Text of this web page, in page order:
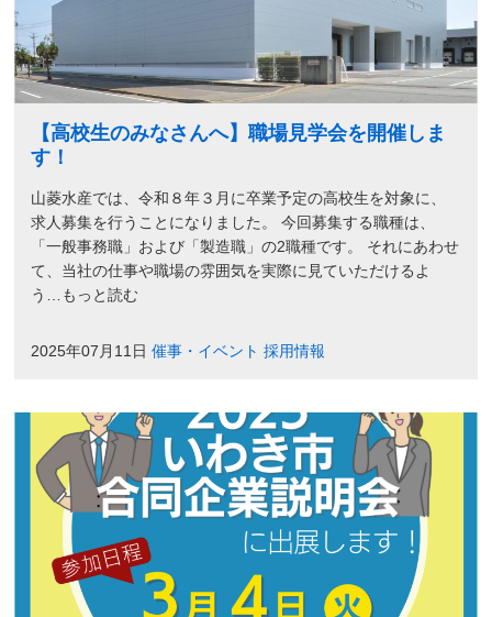
【高校生のみなさんへ】職場見学会を開催しま
す！
山菱水産では、令和８年３月に卒業予定の高校生を対象に、
求人募集を行うことになりました。 今回募集する職種は、
「一般事務職」および「製造職」の2職種です。 それにあわせ
て、当社の仕事や職場の雰囲気を実際に見ていただけるよ
う…もっと読む
2025年07月11日催事・イベント 採用情報